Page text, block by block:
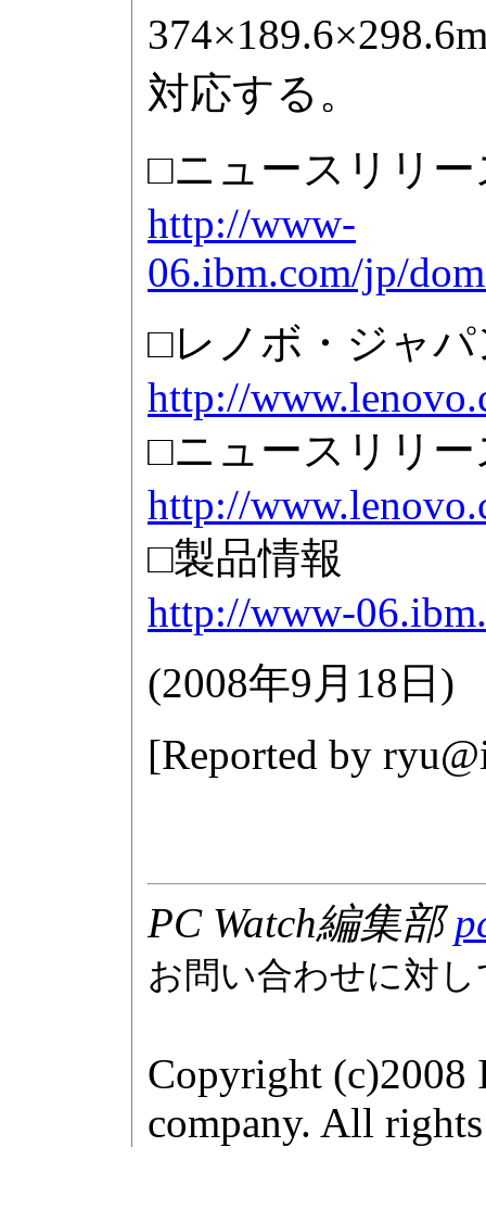
対応する。
□ニュースリリー
http://www-
06.ibm.com/jp/
□レノボ・ジャ
http://
□ニュースリリー
http://
□製品情報
http://www-
(2008年9月18日 )
[Reported by
PC Watch編集部
お問い合わせに対
Copyright (c)2008
company. All